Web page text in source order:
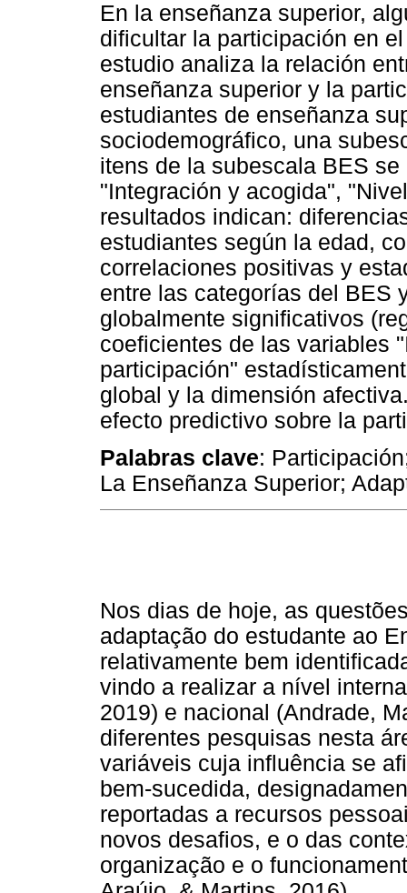
En la enseñanza superior,
dificultar la participación en
estudio analiza la relación
enseñanza superior y la
estudiantes de enseñanza
sociodemográfico, una
itens de la subescala BES
"Integración y acogida",
resultados indican:
estudiantes según la edad,
correlaciones positivas y
entre las categorías del BES
globalmente significativos
coeficientes de las variables
participación"
global y la dimensión
efecto predictivo sobre la
Palabras clave:
La Enseñanza Superior;
Nos dias de hoje, as
adaptação do estudante ao
relativamente bem
vindo a realizar a nível
2019) e nacional (Andrade,
diferentes pesquisas nesta
variáveis cuja influência se
bem-sucedida,
reportadas a recursos
novos desafios, e o das
organização e o